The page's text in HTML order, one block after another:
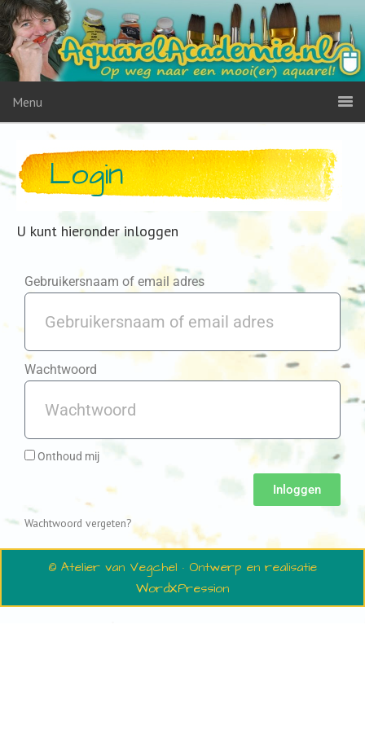
Menu
Login
U kunt hieronder inloggen
Gebruikersnaam of email adres
Wachtwoord
Onthoud mij
Inloggen
Wachtwoord vergeten?
© Atelier van Vegchel · Ontwerp en realisatie
WordXPression